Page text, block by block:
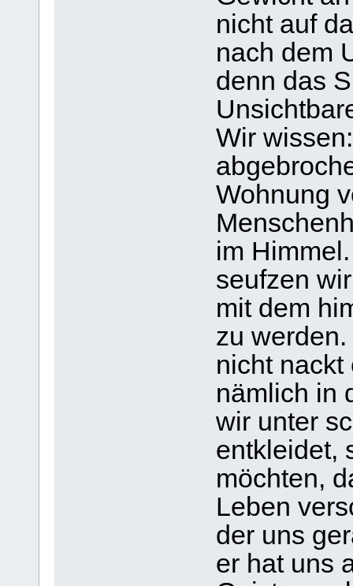
nicht auf
nach dem
denn das
Wir
Wohnung
im
seufzen
mit dem
zu
nicht
nämlich in
wir unter
entkleidet,
möchten,
Leben
der uns
er hat uns